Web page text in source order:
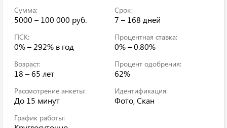
Сумма:
5000 – 100 000 руб.
Срок:
7 – 168 дней
ПСК:
0% – 292% в год
Процентная ставка:
0% – 0.80%
Возраст:
18 – 65 лет
Процент одобрения:
62%
Рассмотрение анкеты:
До 15 минут
Идентификация:
Фото, Скан
График работы: